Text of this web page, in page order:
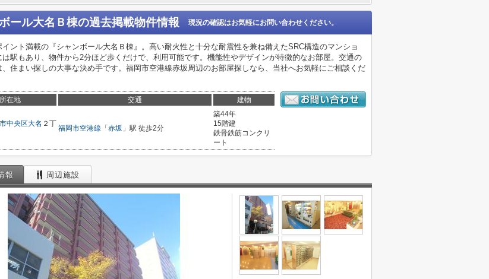
ール大名Ｂ棟の過去掲載物件情報 現況の確認はお気軽にお問い合わせください。
イント満載の『シャンボール大名Ｂ棟』。高い耐火性と十分な耐震性を兼ね備えたSRC構造のマンショ
は駅もあり、物件から2分ほど歩くだけで、利用可能です。機能性やデザインが特徴的なお部屋。交通の
、住まい探しの大事な決め手です。福岡市空港線赤坂周辺のお部屋探しなら、当社へお気軽にご相談くだ
所在地 交通 建物
中央区大名 ２丁
福岡市空港線 「 赤坂 」駅 徒歩2分
築44年
15階建
鉄骨鉄筋コンクリ
ート
報 周辺施設